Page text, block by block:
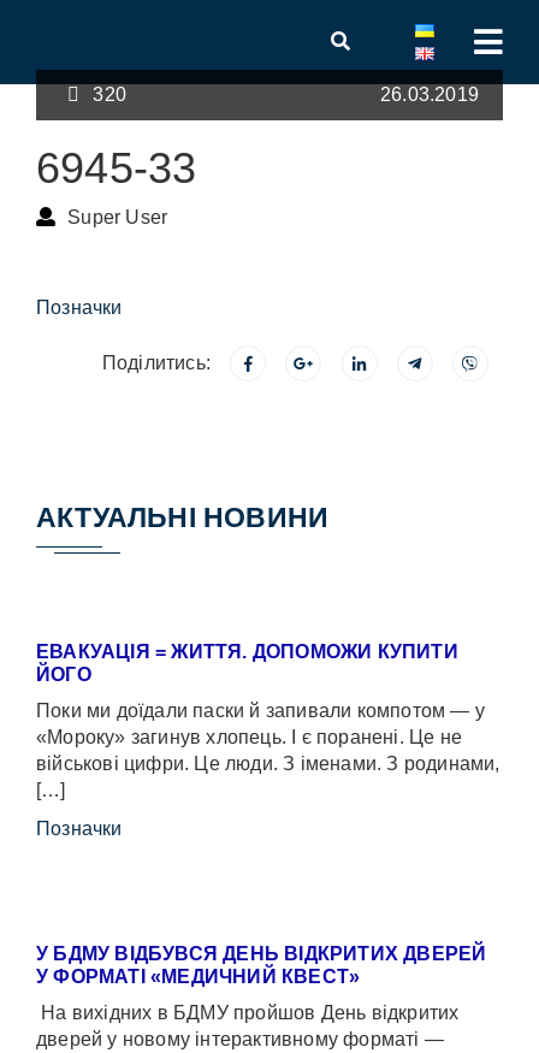
320 26.03.2019
6945-33
Super User
Позначки
Поділитись:
АКТУАЛЬНІ НОВИНИ
ЕВАКУАЦІЯ = ЖИТТЯ. ДОПОМОЖИ КУПИТИ
ЙОГО
Поки ми доїдали паски й запивали компотом — у
«Мороку» загинув хлопець. І є поранені. Це не
військові цифри. Це люди. З іменами. З родинами,
[…]
Позначки
У БДМУ ВІДБУВСЯ ДЕНЬ ВІДКРИТИХ ДВЕРЕЙ
У ФОРМАТІ «МЕДИЧНИЙ КВЕСТ»
На вихідних в БДМУ пройшов День відкритих
дверей у новому інтерактивному форматі —